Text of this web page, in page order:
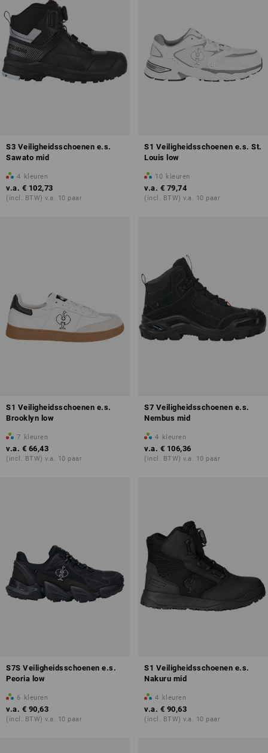
S3 Veiligheidsschoenen e.s.
Sawato mid
4 kleuren
v.a. € 102,73
(incl. BTW) v.a. 10 paar
S1 Veiligheidsschoenen e.s. St.
Louis low
10 kleuren
v.a. € 79,74
(incl. BTW) v.a. 10 paar
S1 Veiligheidsschoenen e.s.
Brooklyn low
7 kleuren
v.a. € 66,43
(incl. BTW) v.a. 10 paar
S7 Veiligheidsschoenen e.s.
Nembus mid
4 kleuren
v.a. € 106,36
(incl. BTW) v.a. 10 paar
S7S Veiligheidsschoenen e.s.
Peoria low
6 kleuren
v.a. € 90,63
(incl. BTW) v.a. 10 paar
S1 Veiligheidsschoenen e.s.
Nakuru mid
4 kleuren
v.a. € 90,63
(incl. BTW) v.a. 10 paar